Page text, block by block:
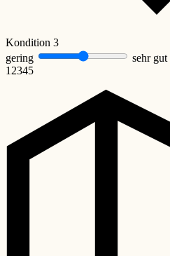
Kondition 3
gering
sehr gut
1 2345